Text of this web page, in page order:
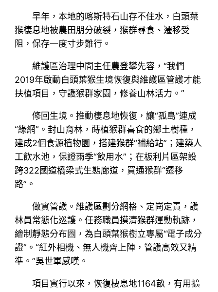
早年，本地的喀斯特石山存不住水，白頭葉
猴棲息地被農田朋分破裂，猴群尋食、遷移受
阻，保存一度寸步難行。
維護區治理中間主任農登攀先容，“我們
2019年啟動白頭葉猴生境恢復與維護區管護才能
扶植項目，守護猴群家園，修養山林活力。”
修回生境。推動棲息地恢復，讓“孤島”連成
“綠網”。封山育林，蒔植猴群喜食的鄉土樹種，
建成2個食源植物園，搭建猴群“補給站”；建築人
工飲水池，保證雨季“飲用水”；在板利片區架設
跨322國道橋梁式生態廊道，買通猴群“遷移
路”。
做實管護。維護區劃分網格、定崗定責，護
林員常態化巡護。任務職員摸清猴群運動軌跡，
繪制靜態分布圖，為白頭葉猴樹立專屬“電子成分
證”。“紅外相機、無人機齊上陣，管護高效又精
準。”吳世軍感嘆。
項目實行以來，恢復棲息地1164畝，有用擴